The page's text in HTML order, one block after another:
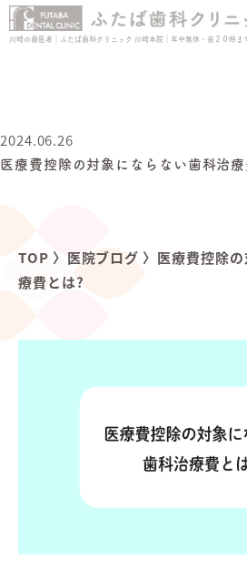
川崎の歯医者｜ふたば歯科クリニック 川崎本院｜年中無休・夜２０時ま
2024.06.26
医療費控除の対象にならない歯科治
TOP 〉 医院ブログ 〉 医療費控除
療費とは?